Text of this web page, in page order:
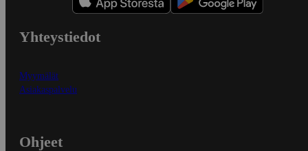
Yhteystiedot
Myymälät
Asiakaspalvelu
Ohjeet